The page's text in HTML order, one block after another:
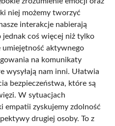
niej możemy tworzyć
interakcje nabierają
jednak coś więcej niż tylko
umiejętność aktywnego
na komunikaty
wysyłają nam inni. Ułatwia
bezpieczeństwa, które są
W sytuacjach
empatii zyskujemy zdolność
drugiej osoby. To z